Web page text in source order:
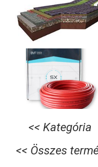
<< Kategória
<< Összes